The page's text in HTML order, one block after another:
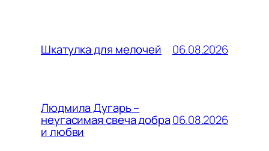
Шкатулка для мелочей 06.08.2026
Людмила Дугарь –
неугасимая свеча добра
и любви
06.08.2026